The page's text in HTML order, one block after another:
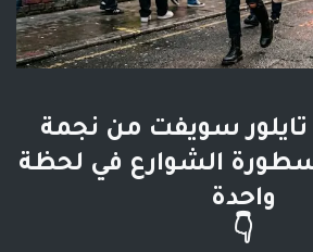
سويفت من نجمة
الشوارع في لحظة
واحدة
👇